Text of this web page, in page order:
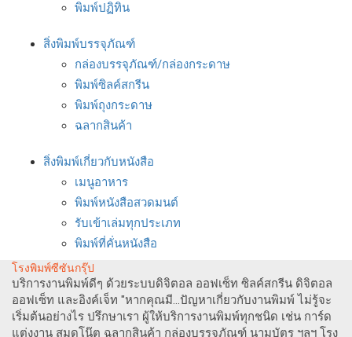
พิมพ์ปฏิทิน
สิ่งพิมพ์บรรจุภัณฑ์
กล่องบรรจุภัณฑ์/กล่องกระดาษ
พิมพ์ซิลค์สกรีน
พิมพ์ถุงกระดาษ
ฉลากสินค้า
สิ่งพิมพ์เกี่ยวกับหนังสือ
เมนูอาหาร
พิมพ์หนังสือสวดมนต์
รับเข้าเล่มทุกประเภท
พิมพ์ที่คั่นหนังสือ
โรงพิมพ์ซีซันกรุ๊ป
บริการงานพิมพ์ดีๆ ด้วยระบบดิจิตอล ออฟเซ็ท ซิลค์สกรีน ดิจิตอล
ออฟเซ็ท และอิงค์เจ็ท "หากคุณมี...ปัญหาเกี่ยวกับงานพิมพ์ ไม่รู้จะ
เริ่มต้นอย่างไร ปรึกษาเรา ผู้ให้บริการงานพิมพ์ทุกชนิด เช่น การ์ด
แต่งงาน สมุดโน๊ต ฉลากสินค้า กล่องบรรจุภัณฑ์ นามบัตร ฯลฯ โรง